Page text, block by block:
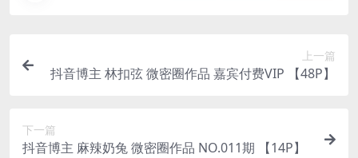
上一篇
抖音博主 林扣弦 微密圈作品 嘉宾付费VIP 【48P】
下一篇
抖音博主 麻辣奶兔 微密圈作品 NO.011期 【14P】